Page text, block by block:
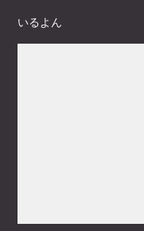
いるよん